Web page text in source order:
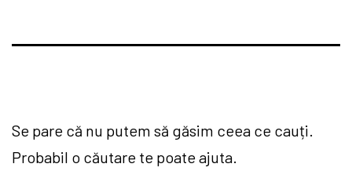
Se pare că nu putem să găsim ceea ce cauți.
Probabil o căutare te poate ajuta.